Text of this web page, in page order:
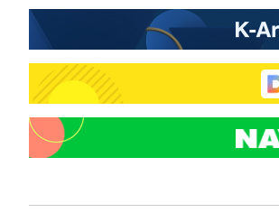
1시간 전 >
[속보]7~9일 프로야구 3연전도 폭
1시간 전 >"韓 외환시장 개입 관측 배경엔 美
1시간 전 >'월드컵 탈락 후폭풍' 축구협회…초
1시간 전 >서울 낮 37.9도, 올여름 최고치 경
1시간 전 > [속보]종합특검, 대검 추가 압수수
2시간 전 >
[속보]코스닥, 800p 회복…0.26%
2시간 전 >[속보]원·달러 환율, 0.7원 내린